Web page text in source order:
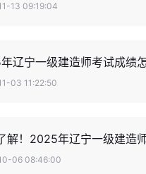
13 09:19:04
辽宁一级建造师考试成绩
03 11:22:50
解！2025年辽宁一级建造
06 08:46:00